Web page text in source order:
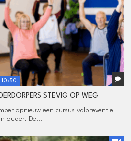
10:50
STEVIG OP WEG
opnieuw een cursus valpreventie
ouder. De...